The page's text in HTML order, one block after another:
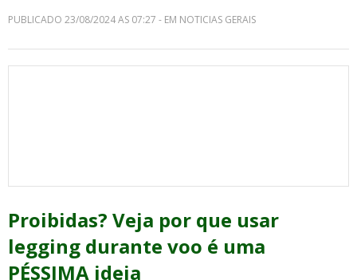
PUBLICADO 23/08/2024 AS 07:27 - EM NOTICIAS GERAIS
Proibidas? Veja por que usar
legging durante voo é uma
PÉSSIMA ideia